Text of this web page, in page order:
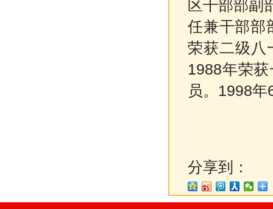
区干部部副
任兼干部部
荣获二级八
1988年荣
员。1998
分享到：